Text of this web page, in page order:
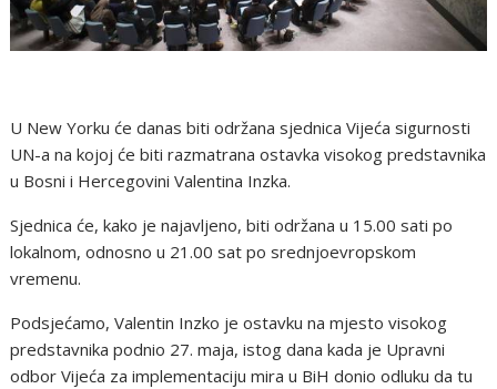
U New Yorku će danas biti održana sjednica Vijeća sigurnosti
UN-a na kojoj će biti razmatrana ostavka visokog predstavnika
u Bosni i Hercegovini Valentina Inzka.
Sjednica će, kako je najavljeno, biti održana u 15.00 sati po
lokalnom, odnosno u 21.00 sat po srednjoevropskom
vremenu.
Podsjećamo, Valentin Inzko je ostavku na mjesto visokog
predstavnika podnio 27. maja, istog dana kada je Upravni
odbor Vijeća za implementaciju mira u BiH donio odluku da tu